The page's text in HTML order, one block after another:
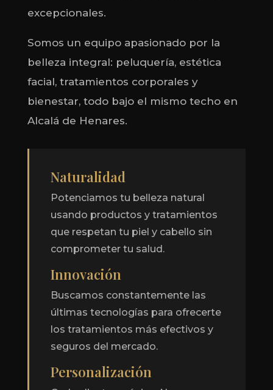
excepcionales.
Somos un equipo apasionado por la
belleza integral: peluquería, estética
facial, tratamientos corporales y
bienestar, todo bajo el mismo techo en
Alcalá de Henares.
Naturalidad
Potenciamos tu belleza natural
usando productos y tratamientos
que respetan tu piel y cabello sin
comprometer tu salud.
Innovación
Buscamos constantemente las
últimas tecnologías para ofrecerte
los tratamientos más efectivos y
seguros del mercado.
Personalización